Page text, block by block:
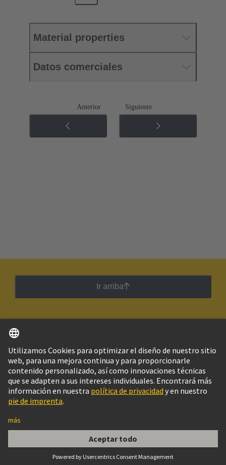
Han 3A-SL Thermoplasitc (black) 300 PU
Material properties
Datos comerciales
Anterior Siguiente
Ir arriba
Argentina Español
© Grupo Tecnológico HARTING
Configuración de cookies